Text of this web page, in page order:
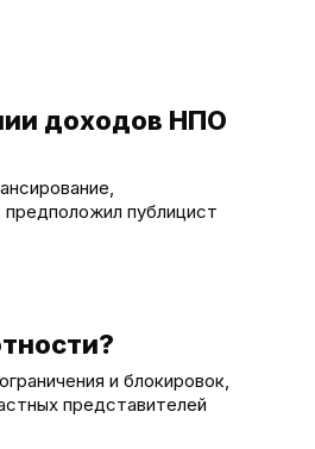
доходов НПО
публицист
и блокировок,
представителей